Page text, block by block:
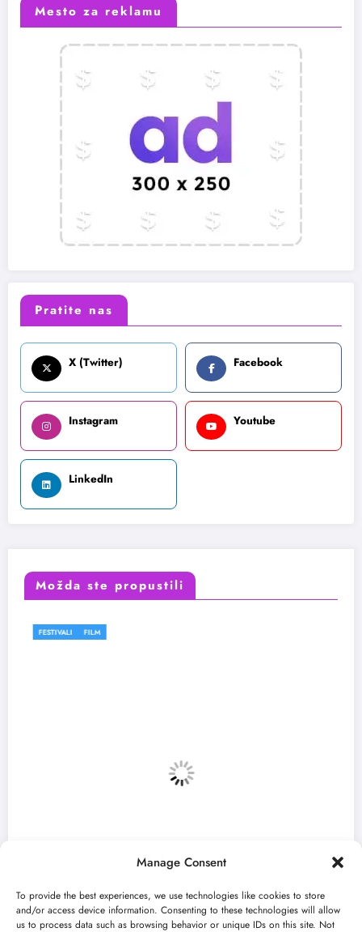
Manage Consent
To provide the best experiences, we use technologies like cookies to store
and/or access device information. Consenting to these technologies will allow
us to process data such as browsing behavior or unique IDs on this site. Not
Mesto za reklamu
Pratite nas
X (Twitter) Facebook
Instagram Youtube
LinkedIn
Možda ste propustili